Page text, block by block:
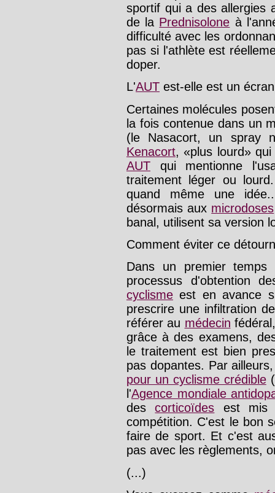
sportif qui a des allergies
de la Prednisolone à
difficulté avec les
pas si l'athlète est
doper.
L'AUT est-elle est un
Certaines molécules
la fois contenue dans un
(le Nasacort, un spray
Kenacort, «plus lourd»
AUT qui mentionne
traitement léger ou
quand même une
désormais aux microdoses
banal, utilisent sa version
Comment éviter ce
Dans un premier
processus d'obtention
cyclisme est en avance
prescrire une infiltration
référer au médecin
grâce à des examens,
le traitement est bien
pas dopantes. Par
pour un cyclisme crédible
l'Agence mondiale
descorticoïdes est mis
compétition. C'est le bon
faire de sport. Et c'est
pas avec les règlements,
(...)